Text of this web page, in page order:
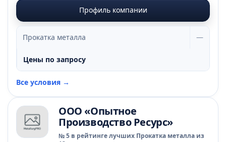
Профиль компании
Прокатка металла —
Цены по запросу
Все условия →
ООО «Опытное
Производство Ресурс»
№ 5 в рейтинге лучших Прокатка металла из